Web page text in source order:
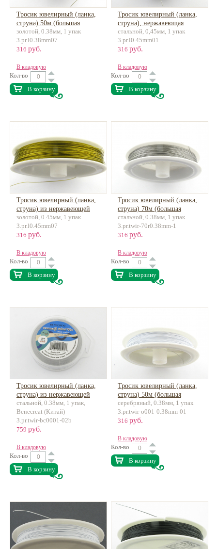
Тросик ювелирный (ланка,
струна) 50м (большая
намотка), нержав. сталь
золотой, 0.38мм, 1 упак
3.pr.l0.38mm07
316 руб.
В кладовую
Кол-во
В корзину
Тросик ювелирный (ланка,
струна), нержавеющая
сталь, 50м
стальной, 0,45мм, 1 упак
3.pr.l0.45mm01
316 руб.
В кладовую
Кол-во
В корзину
Тросик ювелирный (ланка,
струна) из нержавеющей
стали, 50м
золотой, 0.45мм, 1 упак
3.pr.l0.45mm07
316 руб.
В кладовую
Кол-во
В корзину
Тросик ювелирный (ланка,
струна) 70м (большая
намотка), нержав. сталь
стальной, 0.38мм, 1 упак
3.pr.twir-70r0.38mm-1
316 руб.
В кладовую
Кол-во
В корзину
Тросик ювелирный (ланка,
струна) из нержавеющей
стали 7 струн, 70м
стальной, 0.38мм, 1 упак,
Benecreat (Китай)
3.pr.twir-bc0001-02b
759 руб.
В кладовую
Кол-во
В корзину
Тросик ювелирный (ланка,
струна) 50м (большая
намотка), нержав. сталь
серебряный, 0.38мм, 1 упак
3.pr.twir-o001-0.38mm-01
316 руб.
В кладовую
Кол-во
В корзину